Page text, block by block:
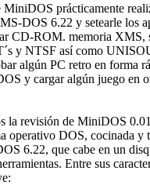
MiniDOS prácticamente
DOS 6.22 y setearle los
CD-ROM. memoria XMS,
y NTSF así como
algún PC retro en forma
y cargar algún juego en
la revisión de MiniDOS
operativo DOS, cocinada y
6.22, que cabe en un
Entre sus